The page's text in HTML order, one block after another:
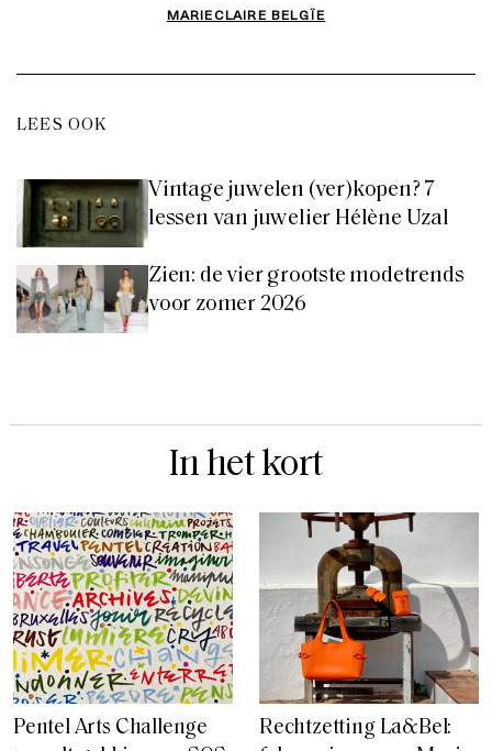
MARIECLAIRE BELGÏE
LEES OOK
Vintage juwelen (ver)kopen? 7
lessen van juwelier Hélène Uzal
Zien: de vier grootste modetrends
voor zomer 2026
In het kort
Pentel Arts Challenge
Rechtzetting La&Bel: